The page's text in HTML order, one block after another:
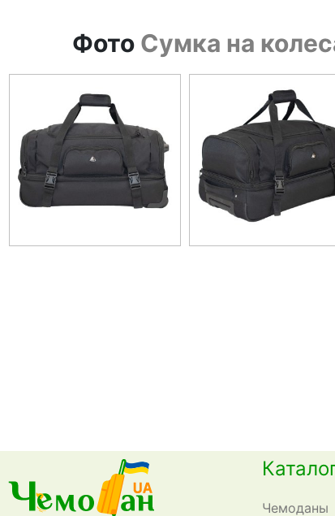
Фото Сумка на
Чемоданы